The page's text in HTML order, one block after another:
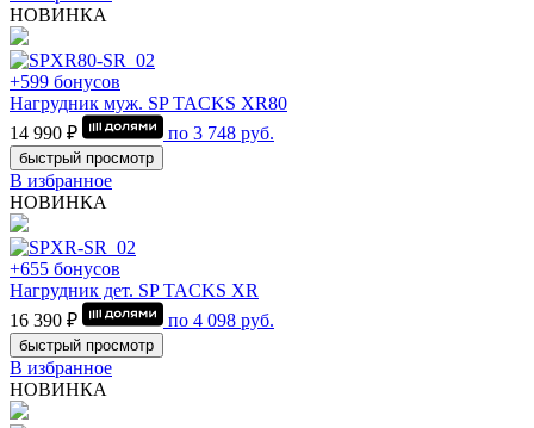
НОВИНКА
+599 бонусов
Нагрудник муж. SP TACKS XR80
14 990 ₽
по 3 748 руб.
быстрый просмотр
В избранное
НОВИНКА
+655 бонусов
Нагрудник дет. SP TACKS XR
16 390 ₽
по 4 098 руб.
быстрый просмотр
В избранное
НОВИНКА